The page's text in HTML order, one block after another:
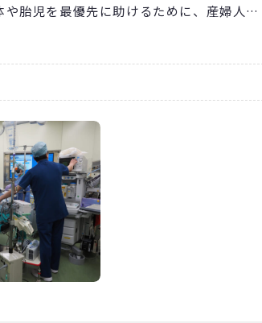
胎児を最優先に助けるために、産婦人科
、最優先で対応します。
な動きができるよう、日々のトレーニン